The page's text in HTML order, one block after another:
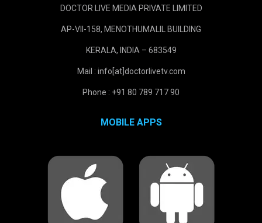
DOCTOR LIVE MEDIA PRIVATE LIMITED
AP-VII-158, MENOTHUMALIL BUILDING
KERALA, INDIA – 683549
Mail : info[at]doctorlivetv.com
Phone : +91 80 789 717 90
MOBILE APPS